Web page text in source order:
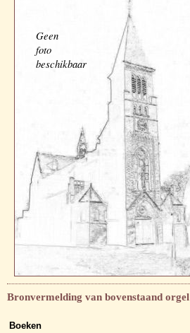
Geen
foto
beschikbaar
Bronvermelding van bovenstaand orgel
Boeken